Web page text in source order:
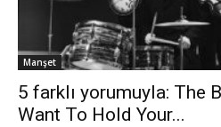
Manşet
5 farklı yorumuyla: The
Want To Hold Your...